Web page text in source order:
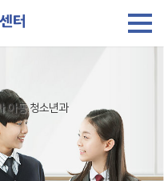
아동.청소년과